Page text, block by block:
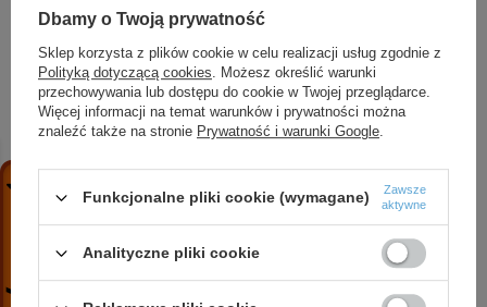
Rodzaj nypli nie
Rodzaj zaworów na belce
powrotnej
G1/2 ze złączkami do rury
wielowarstwowej 16x2
mm
Rodzaj zaworów
odcinających
zawory odcinające
grzybkowe
Rodzaj zaworu
odpowietrzającego
obrotowe G1/2xG3/4
Dbamy o Twoją prywatność
Sklep korzysta z plików cookie w celu realizacji usług zgodnie z
Polityką dotyczącą cookies. Możesz określić warunki
przechowywania lub dostępu do cookie w Twojej przeglądarce.
Więcej informacji na temat warunków i prywatności można
znaleźć także na stronie Prywatność i warunki Google.
Funkcjonalne pliki cookie (wymagane)
Zawsze
aktywne
Analityczne pliki cookie